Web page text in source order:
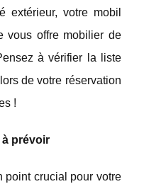
extérieur, votre mobil
vous offre mobilier de
à vérifier la liste
de votre réservation
!
à prévoir
point crucial pour votre